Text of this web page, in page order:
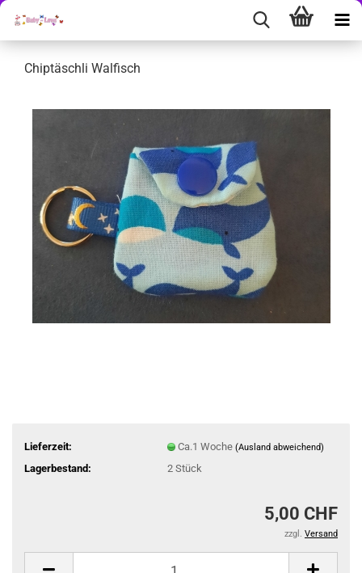
Chiptäschli Walfisch
Lieferzeit: Ca.1 Woche (Ausland abweichend)
Lagerbestand: 2 Stück
5,00 CHF
zzgl. Versand